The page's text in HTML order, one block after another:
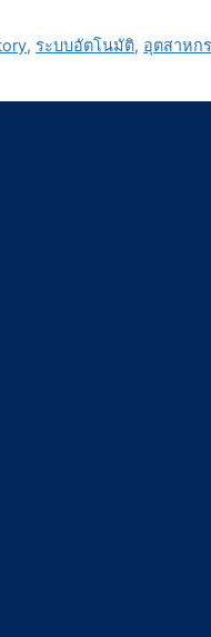
,ระบบอัตโนมัติ, อุตสาหก